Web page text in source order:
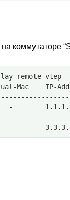
коммутаторе
remote-vtep
Mac    IP-
-
-